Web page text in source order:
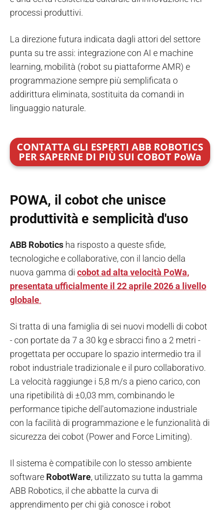
processi produttivi.
La direzione futura indicata dagli attori del settore
punta su tre assi: integrazione con AI e machine
learning, mobilità (robot su piattaforme AMR) e
programmazione sempre più semplificata o
addirittura eliminata, sostituita da comandi in
linguaggio naturale.
CONTATTA GLI ESPERTI ABB ROBOTICS
PER SAPERNE DI PIÙ SUI COBOT PoWa
POWA, il cobot che unisce
produttività e semplicità d'uso
ABB Robotics ha risposto a queste sfide,
tecnologiche e collaborative, con il lancio della
nuova gamma di cobot ad alta velocità PoWa,
presentata ufficialmente il 22 aprile 2026 a livello
globale.
Si tratta di una famiglia di sei nuovi modelli di cobot
- con portate da 7 a 30 kg e sbracci fino a 2 metri -
progettata per occupare lo spazio intermedio tra il
robot industriale tradizionale e il puro collaborativo.
La velocità raggiunge i 5,8 m/s a pieno carico, con
una ripetibilità di ±0,03 mm, combinando le
performance tipiche dell'automazione industriale
con la facilità di programmazione e le funzionalità di
sicurezza dei cobot (Power and Force Limiting).
Il sistema è compatibile con lo stesso ambiente
software RobotWare, utilizzato su tutta la gamma
ABB Robotics, il che abbatte la curva di
apprendimento per chi già conosce i robot